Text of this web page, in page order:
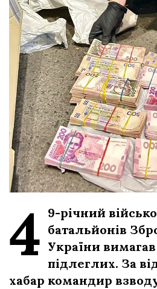
4 9-річний
батальйонів
України
підлеглих. За
хабар командир